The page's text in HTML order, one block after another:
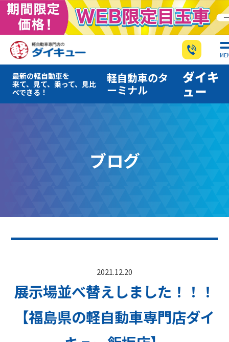
最新の軽自動車を
来て、見て、乗って、見比
べできる！
軽自動車のタ
ーミナル
ダイキ
ュー
ブログ
2021.12.20
展示場並べ替えしました！！！
【福島県の軽自動車専門店ダイ